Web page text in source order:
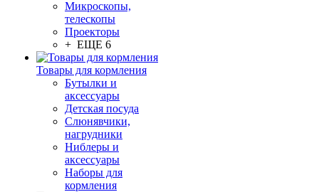
Микроскопы,
телескопы
Проекторы
+ ЕЩЕ 6
Товары для кормления
Бутылки и
аксессуары
Детская посуда
Слюнявчики,
нагрудники
Ниблеры и
аксессуары
Наборы для
кормления